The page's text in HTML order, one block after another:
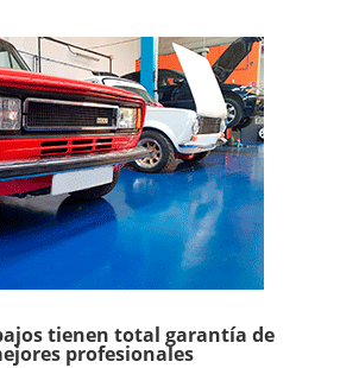
tienen total garantía de
profesionales